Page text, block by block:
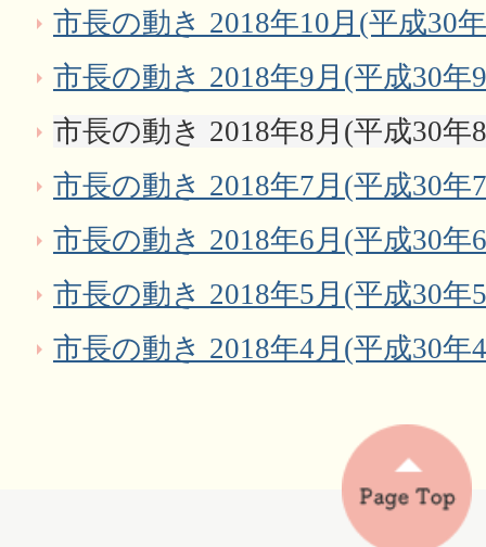
市長の動き 2018年10月(平成30
市長の動き 2018年9月(平成30年
市長の動き 2018年8月(平成30年
市長の動き 2018年7月(平成30年
市長の動き 2018年6月(平成30年
市長の動き 2018年5月(平成30年
市長の動き 2018年4月(平成30年